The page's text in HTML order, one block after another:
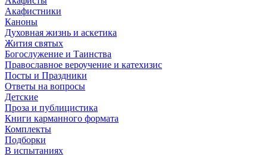
Акафистники
Каноны
Духовная жизнь и аскетика
Жития святых
Богослужение и Таинства
Православное вероучение и катехизис
Посты и Праздники
Ответы на вопросы
Детские
Проза и публицистика
Книги карманного формата
Комплекты
Подборки
В испытаниях